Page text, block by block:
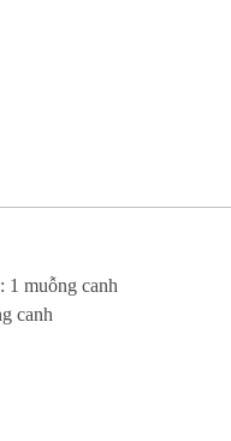
1 muỗng canh
canh